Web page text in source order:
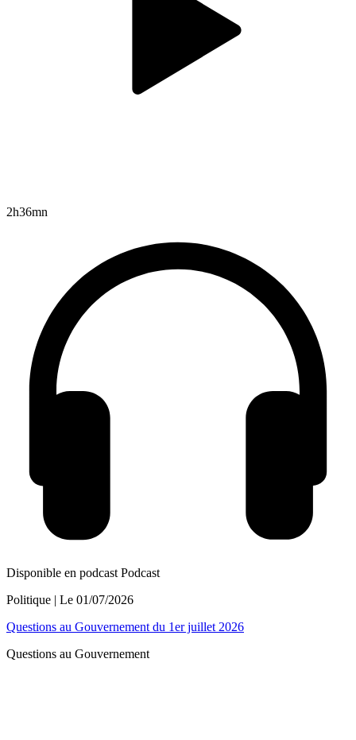
2h36mn
Disponible en podcast Podcast
Politique | Le 01/07/2026
Questions au Gouvernement du 1er juillet 2026
Questions au Gouvernement